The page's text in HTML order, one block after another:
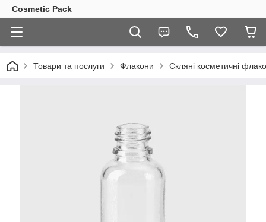
Cosmetic Pack
Товари та послуги Флакони Скляні косметичні